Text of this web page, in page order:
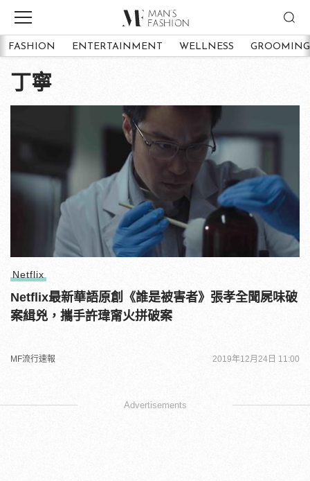
FASHION ENTERTAINMENT WELLNESS GROOMING
丁寧
Netflix
Netflix最新華語原創《誰是被害者》張孝全聞屍味破
案緝兇，攜手許瑋甯火拼破案
MF流行速報 2019年12月24日 11:00
Advertisements